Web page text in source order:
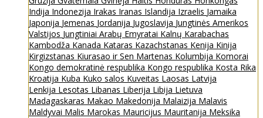
Indija Indonezija Irakas Iranas Islandija Izraelis Jamaika
Japonija Jemenas Jordanija Jugoslavija Jungtinės Amerikos
Valstijos Jungtiniai Arabų Emyratai Kalnų Karabachas
Kambodža Kanada Kataras Kazachstanas Kenija Kinija
Kirgizstanas Kiurasao ir Sen Martenas Kolumbija Komorai
Kongo demokratinė respublika Kongo respublika Kosta Rika
Kroatija Kuba Kuko salos Kuveitas Laosas Latvija
Lenkija Lesotas Libanas Liberija Libija Lietuva
Madagaskaras Makao Makedonija Malaizija Malavis
Maldyvai Malis Marokas Mauricijus Mauritanija Meksika